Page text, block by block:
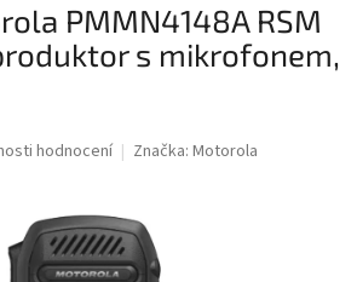
PMMN4148A RSM
s mikrofonem,
hodnocení Značka: Motorola